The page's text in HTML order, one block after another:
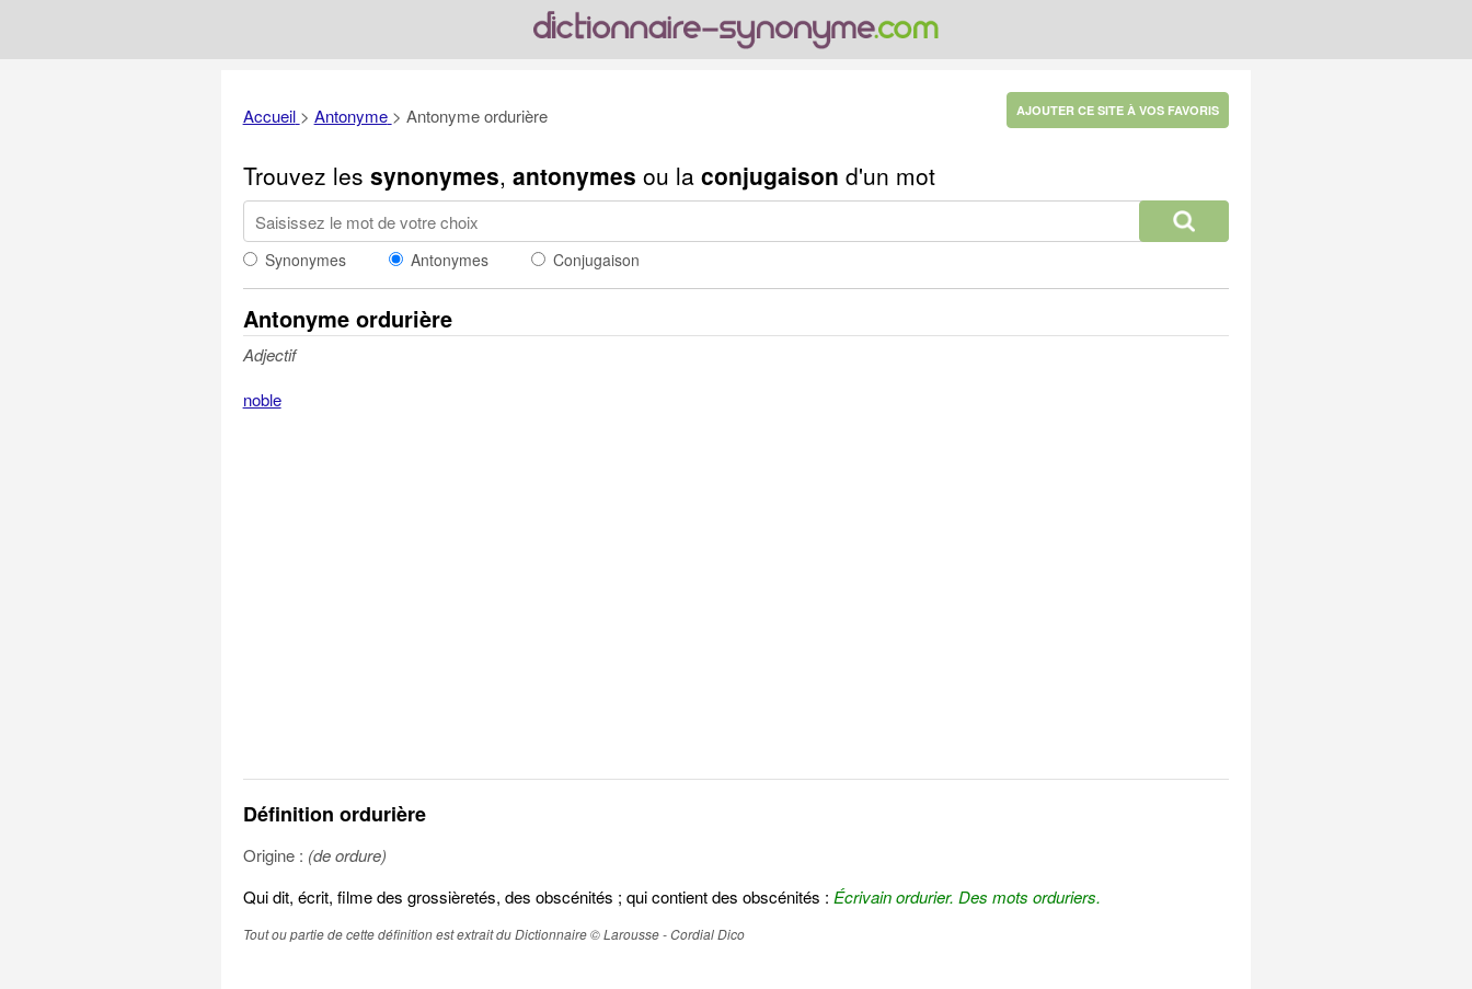
Accueil > Antonyme > Antonyme ordurière AJOUTER CE SITE À VOS FAVORIS
Trouvez les synonymes, antonymes ou la conjugaison d'un mot
Synonymes Antonymes Conjugaison
Antonyme ordurière
Adjectif
noble
Définition ordurière
Origine : (de ordure)
Qui dit, écrit, filme des grossièretés, des obscénités ; qui contient des obscénités : Écrivain ordurier. Des mots orduriers.
Tout ou partie de cette définition est extrait du Dictionnaire © Larousse - Cordial Dico